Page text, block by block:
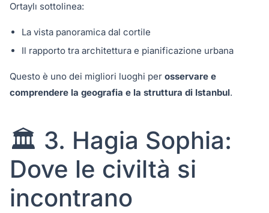
Ortaylı sottolinea:
La vista panoramica dal cortile
Il rapporto tra architettura e pianificazione urbana
Questo è uno dei migliori luoghi per osservare e
comprendere la geografia e la struttura di Istanbul.
🏛️ 3. Hagia Sophia:
Dove le civiltà si
incontrano